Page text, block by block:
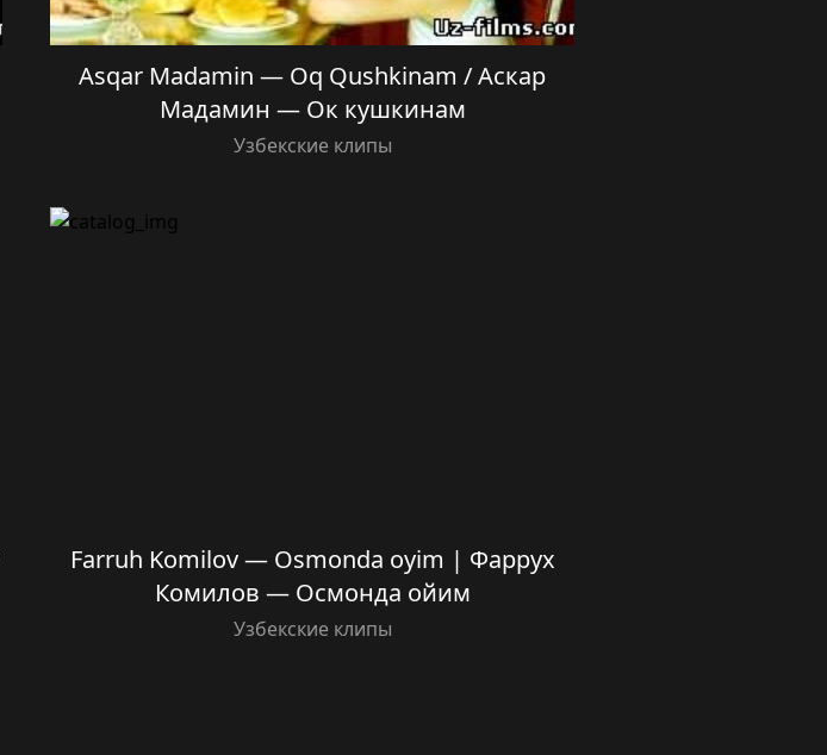
Asqar Madamin — Oq Qushkinam / Аскар
Мадамин — Ок кушкинам
Узбекские клипы
Farruh Komilov — Osmonda oyim | Фаррух
Комилов — Осмонда ойим
Узбекские клипы